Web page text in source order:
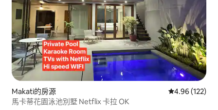
Makati的房源 從 122 則評價
4.96 (122)
馬卡蒂花園泳池別墅 Netflix 卡拉 OK